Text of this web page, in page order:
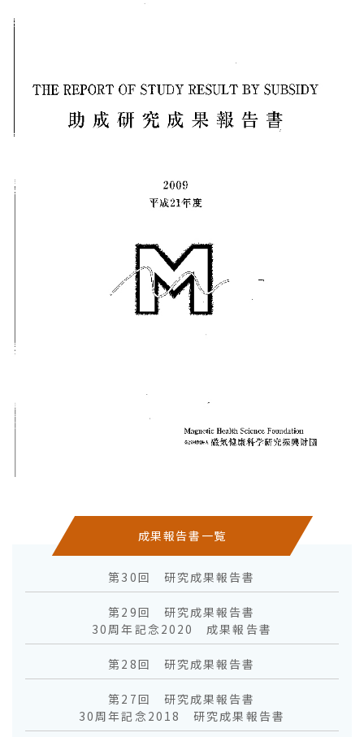
成果報告書一覧
第30回 研究成果報告書
第29回 研究成果報告書
30周年記念2020 成果報告書
第28回 研究成果報告書
第27回 研究成果報告書
30周年記念2018 研究成果報告書